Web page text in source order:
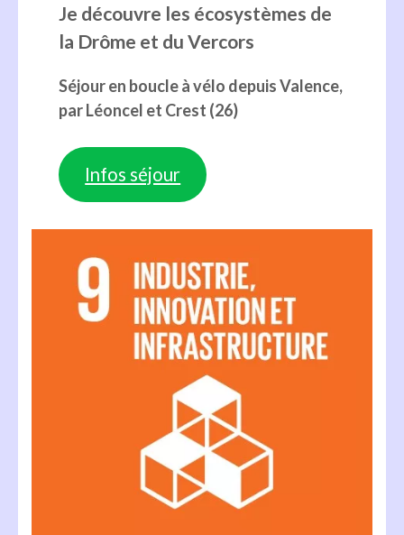
Je découvre les écosystèmes de
la Drôme et du Vercors
Séjour en boucle à vélo depuis Valence,
par Léoncel et Crest (26)
Infos séjour